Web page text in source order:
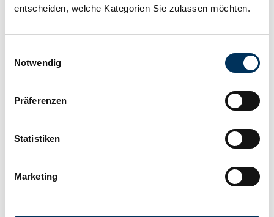
entscheiden, welche Kategorien Sie zulassen möchten.
Notwendig
Präferenzen
Statistiken
Marketing
Anschluss:
Länge:
Breite: